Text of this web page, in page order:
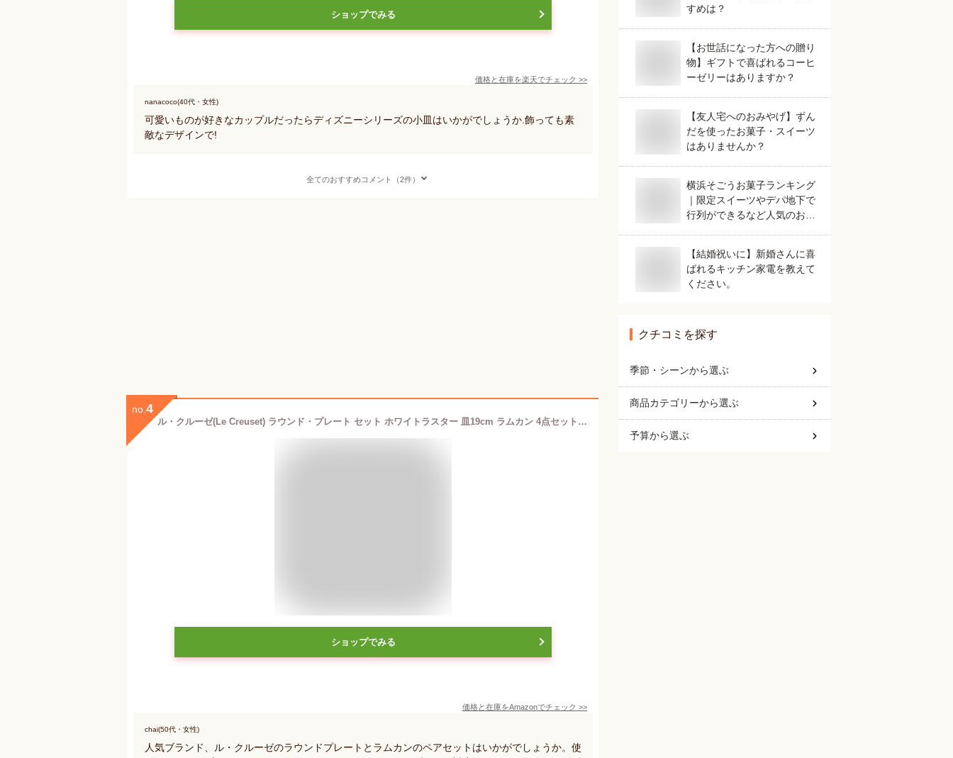
ショップでみる
価格と在庫を楽天でチェック >>
nanacoco(40代・女性)
可愛いものが好きなカップルだったらディズニーシリーズの小皿はいかがでしょうか.飾っても素
敵なデザインで!
全てのおすすめコメント（2件）
no. 4
ル・クルーゼ(Le Creuset) ラウンド・プレート セット ホワイトラスター 皿19cm ラムカン 4点セット 耐熱 耐冷 電子レンジ オーブン 食洗器 対応 結婚祝い 記念日 ブライダル ギフト プレゼント 引出物 オーブン皿 耐熱皿 【日本正規販売品】
ショップでみる
価格と在庫をAmazonでチェック >>
chai(50代・女性)
人気ブランド、ル・クルーゼのラウンドプレートとラムカンのペアセットはいかがでしょうか。使
すめは？
【お世話になった方への贈り
物】ギフトで喜ばれるコーヒ
ーゼリーはありますか？
【友人宅へのおみやげ】ずん
だを使ったお菓子・スイーツ
はありませんか？
横浜そごうお菓子ランキング
｜限定スイーツやデパ地下で
行列ができるなど人気のおす
【結婚祝いに】新婚さんに喜
ばれるキッチン家電を教えて
ください。
クチコミを探す
季節・シーンから選ぶ
商品カテゴリーから選ぶ
予算から選ぶ